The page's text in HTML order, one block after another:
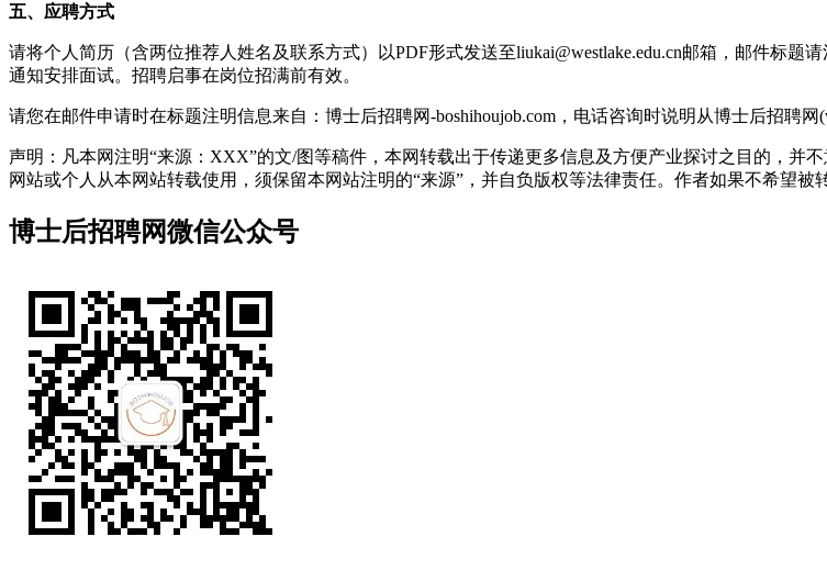
五、应聘方式
请将个人简历（含两位推荐人姓名及联系方式）以PDF形式发送至liukai@westlake.edu.cn邮箱，邮件标
通知安排面试。招聘启事在岗位招满前有效。
请您在邮件申请时在标题注明信息来自：博士后招聘网-boshihoujob.com，电话咨询时说明从博士后招聘网
声明：凡本网注明“来源：XXX”的文/图等稿件，本网转载出于传递更多信息及方便产业探讨之目的，并
网站或个人从本网站转载使用，须保留本网站注明的“来源”，并自负版权等法律责任。作者如果不希望被
博士后招聘网微信公众号